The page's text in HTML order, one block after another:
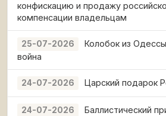
конфискацию и продажу
компенсации владельцам
25-07-2026
Колобок из
война
24-07-2026 Царский подарок
24-07-2026
Баллистический